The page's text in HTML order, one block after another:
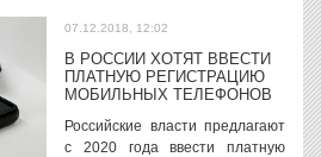
07.12.2018, 12:02
В РОССИИ ХОТЯТ ВВЕСТИ
ПЛАТНУЮ РЕГИСТРАЦИЮ
МОБИЛЬНЫХ ТЕЛЕФОНОВ
Российские власти предлагают
с 2020 года ввести платную